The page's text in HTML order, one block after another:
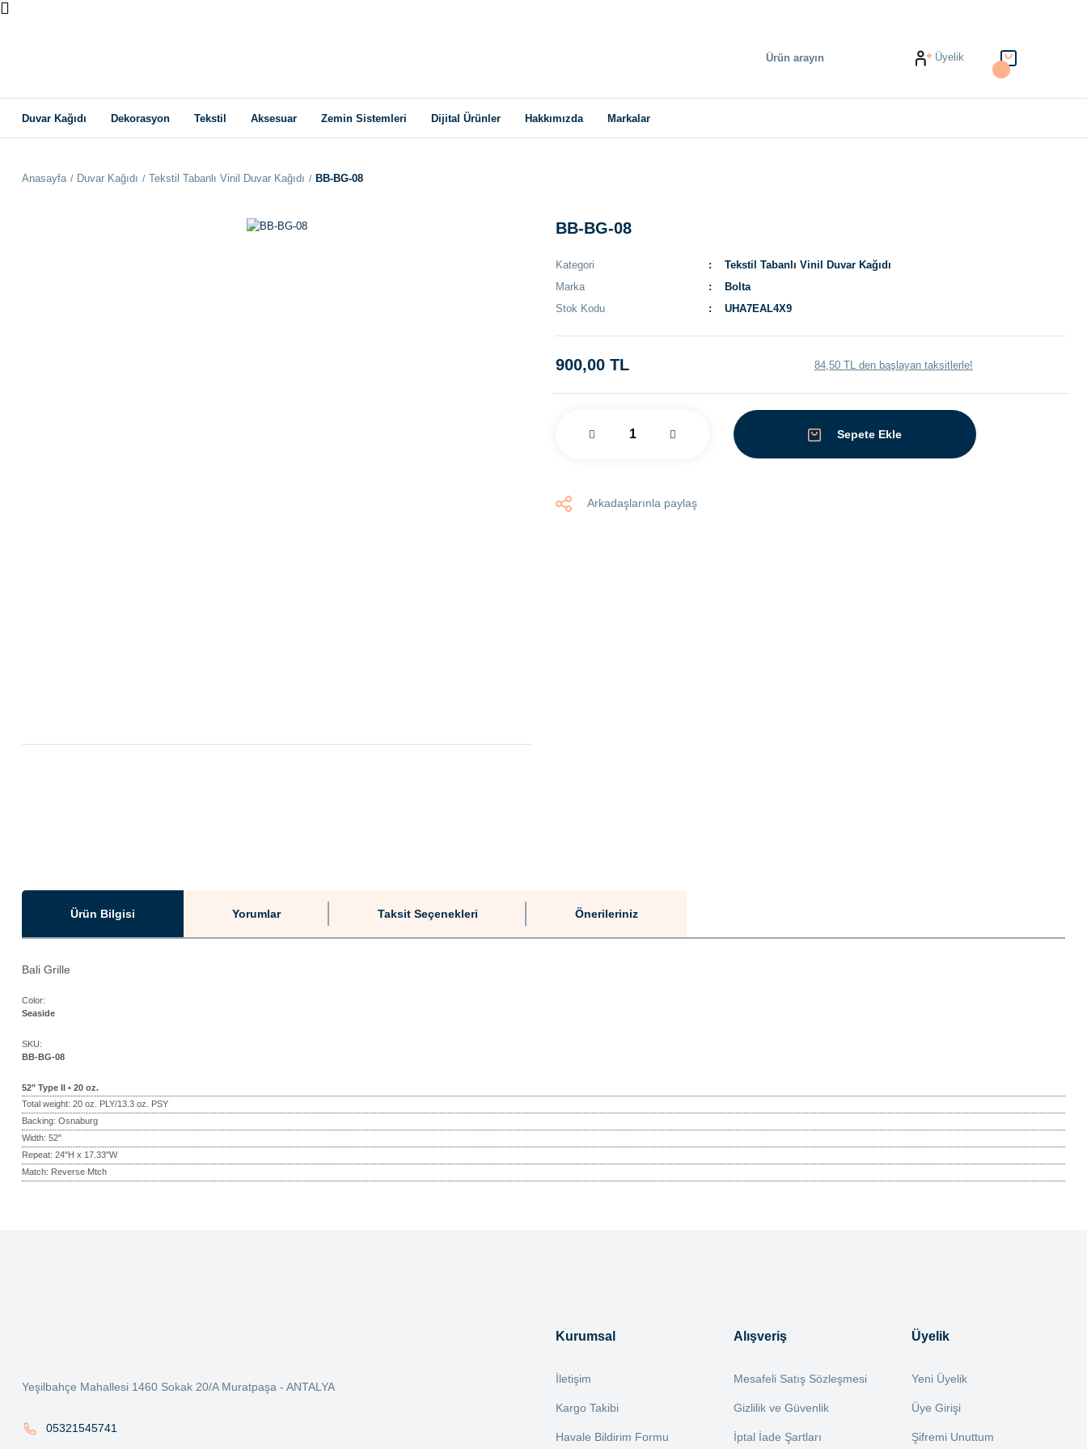
Üyelik
Duvar Kağıdı Dekorasyon Tekstil Aksesuar Zemin Sistemleri Dijital Ürünler Hakkımızda Markalar
Anasayfa Duvar Kağıdı Tekstil Tabanlı Vinil Duvar Kağıdı BB-BG-08
BB-BG-08
Kategori
Tekstil Tabanlı Vinil Duvar Kağıdı
Marka
Bolta
Stok Kodu
UHA7EAL4X9
900,00 TL 84,50 TL den başlayan taksitlerle!
Sepete Ekle
Arkadaşlarınla paylaş
Ürün Bilgisi Yorumlar Taksit Seçenekleri Önerileriniz
Bali Grille
Color:
Seaside
SKU:
BB-BG-08
52" Type II • 20 oz.
Total weight: 20 oz. PLY/13.3 oz. PSY
Backing: Osnaburg
Width: 52"
Repeat: 24"H x 17.33"W
Match: Reverse Mtch
Bu ürüne benzer farklı alternatifler olmalı.
Yeşilbahçe Mahallesi 1460 Sokak 20/A Muratpaşa - ANTALYA
05321545741
Kurumsal
İletişim
Kargo Takibi
Havale Bildirim Formu
Alışveriş
Mesafeli Satış Sözleşmesi
Gizlilik ve Güvenlik
İptal İade Şartları
Üyelik
Yeni Üyelik
Üye Girişi
Şifremi Unuttum